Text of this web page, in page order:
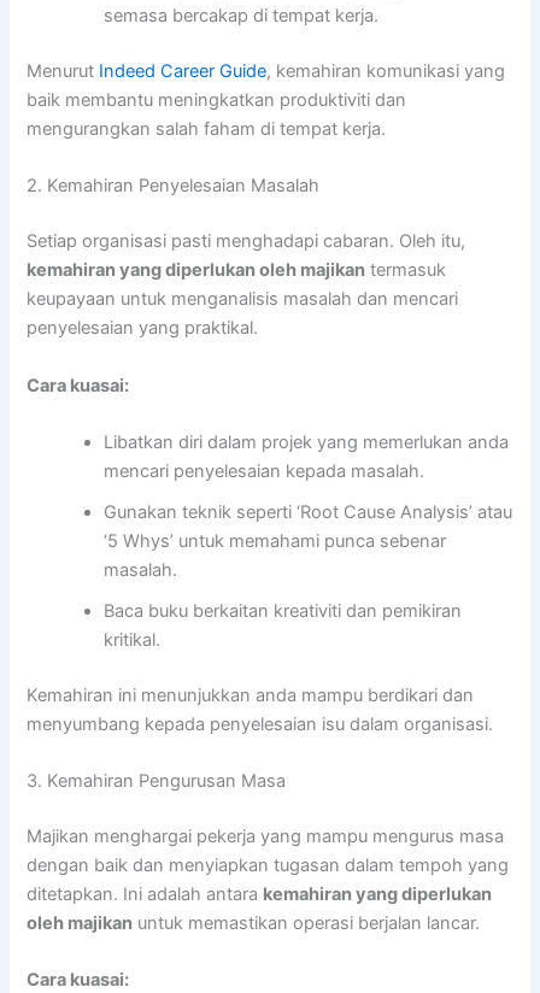
semasa bercakap di tempat kerja.
Menurut Indeed Career Guide, kemahiran komunikasi yang
baik membantu meningkatkan produktiviti dan
mengurangkan salah faham di tempat kerja.
2. Kemahiran Penyelesaian Masalah
Setiap organisasi pasti menghadapi cabaran. Oleh itu,
kemahiran yang diperlukan oleh majikan termasuk
keupayaan untuk menganalisis masalah dan mencari
penyelesaian yang praktikal.
Cara kuasai:
Libatkan diri dalam projek yang memerlukan anda
mencari penyelesaian kepada masalah.
Gunakan teknik seperti ‘Root Cause Analysis’ atau
‘5 Whys’ untuk memahami punca sebenar
masalah.
Baca buku berkaitan kreativiti dan pemikiran
kritikal.
Kemahiran ini menunjukkan anda mampu berdikari dan
menyumbang kepada penyelesaian isu dalam organisasi.
3. Kemahiran Pengurusan Masa
Majikan menghargai pekerja yang mampu mengurus masa
dengan baik dan menyiapkan tugasan dalam tempoh yang
ditetapkan. Ini adalah antara kemahiran yang diperlukan
oleh majikan untuk memastikan operasi berjalan lancar.
Cara kuasai: